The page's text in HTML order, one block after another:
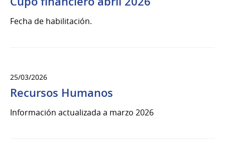
Fecha de habilitación.
25/03/2026
Recursos Humanos
Información actualizada a marzo 2026